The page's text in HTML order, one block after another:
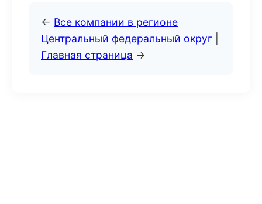
← Все компании в регионе
Центральный федеральный округ
Главная страница →